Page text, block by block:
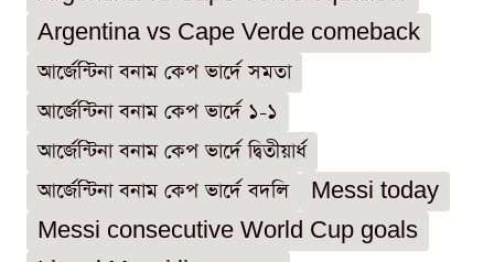
Argentina vs Cape Verde comeback
আর্জেন্টিনা বনাম কেপ ভার্দে সমতা
আর্জেন্টিনা বনাম কেপ ভার্দে ১-১
আর্জেন্টিনা বনাম কেপ ভার্দে দ্বিতীয়ার্ধ
আর্জেন্টিনা বনাম কেপ ভার্দে বদলি
Messi today
Messi consecutive World Cup goals